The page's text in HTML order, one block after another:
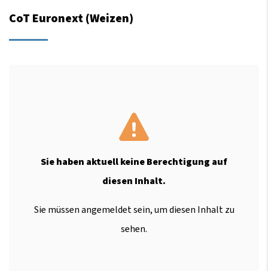
CoT Euronext (Weizen)
Sie haben aktuell keine Berechtigung auf
diesen Inhalt.
Sie müssen angemeldet sein, um diesen Inhalt zu
sehen.